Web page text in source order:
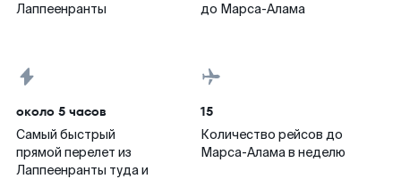
Лаппеенранты
до Марса-Алама
около 5 часов
Самый быстрый
прямой перелет из
Лаппеенранты туда и
15
Количество рейсов до
Марса-Алама в неделю